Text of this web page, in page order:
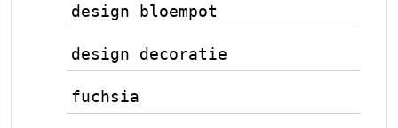
design bloempot
design decoratie
fuchsia